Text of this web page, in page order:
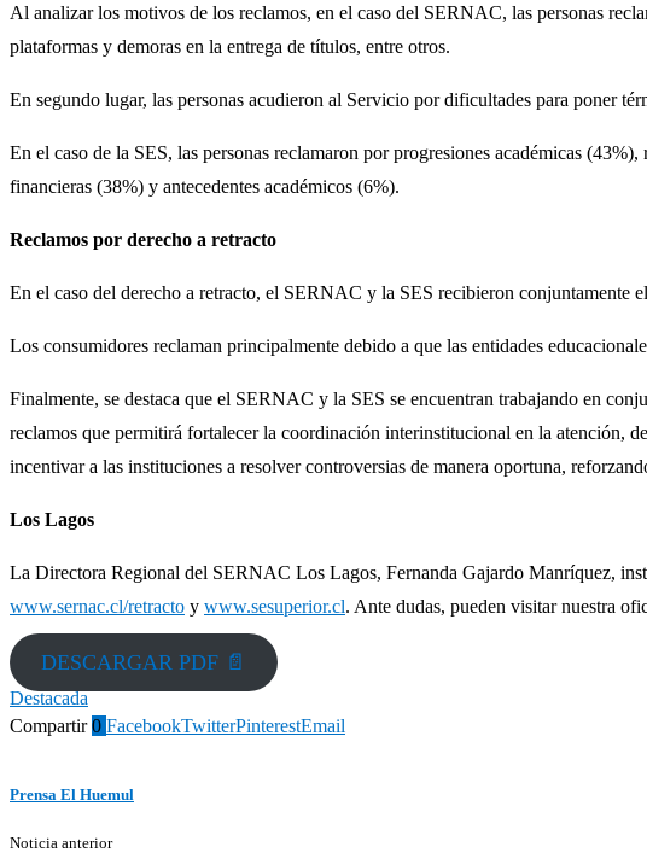
Al analizar los motivos de los reclamos, en el caso del SERNAC, las personas
plataformas y demoras en la entrega de títulos, entre otros.
En segundo lugar, las personas acudieron al Servicio por dificultades para poner
En el caso de la SES, las personas reclamaron por progresiones académicas
financieras (38%) y antecedentes académicos (6%).
Reclamos por derecho a retracto
En el caso del derecho a retracto, el SERNAC y la SES recibieron conjuntamente
Los consumidores reclaman principalmente debido a que las entidades
Finalmente, se destaca que el SERNAC y la SES se encuentran trabajando en
reclamos que permitirá fortalecer la coordinación interinstitucional en la atención,
incentivar a las instituciones a resolver controversias de manera oportuna,
Los Lagos
La Directora Regional del SERNAC Los Lagos, Fernanda Gajardo Manríquez,
www.sernac.cl/retracto y www.sesuperior.cl. Ante dudas, pueden visitar nuestra
DESCARGAR PDF 📄
Destacada
Compartir 0 FacebookTwitterPinterestEmail
Prensa El Huemul
Noticia anterior